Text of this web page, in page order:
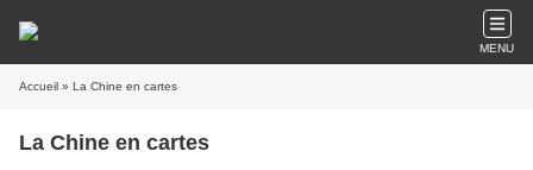
MENU
Accueil » La Chine en cartes
La Chine en cartes